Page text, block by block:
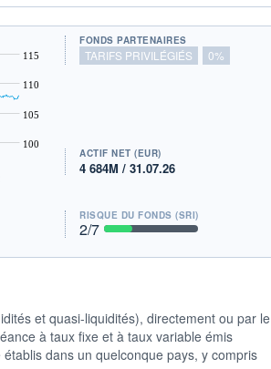
100
105
110
115
FONDS PARTENAIRES
TARIFS PRIVILÉGIÉS 0%
ACTIF NET (EUR)
4 684M / 31.07.26
RISQUE DU FONDS (SRI)
2/7
et quasi-liquidités), directement ou par le
à taux fixe et à taux variable émis
dans un quelconque pays, y compris